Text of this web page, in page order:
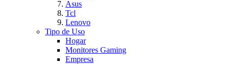
Asus
Tcl
Lenovo
Tipo de Uso
Hogar
Monitores Gaming
Empresa